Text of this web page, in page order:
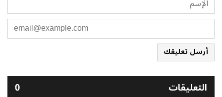
أرسل تعليقك
التعليقات 0